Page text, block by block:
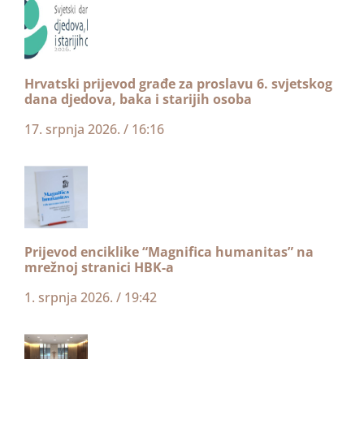
Hrvatski prijevod građe za proslavu 6. svjetskog
dana djedova, baka i starijih osoba
17. srpnja 2026.
16:16
Prijevod enciklike “Magnifica humanitas” na
mrežnoj stranici HBK-a
1. srpnja 2026.
19:42